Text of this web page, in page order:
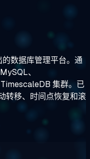
数据库管理平台。通
、
集群。已
转移、时间点恢复和滚